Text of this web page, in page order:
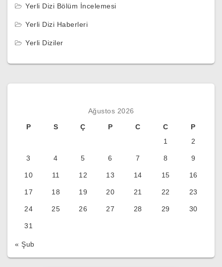
Yerli Dizi Bölüm İncelemesi
Yerli Dizi Haberleri
Yerli Diziler
Ağustos 2026
P
S Ç P C C
P
1
2
3 4 5 6 7 8 9
10 11 12 13 14 15 16
17 18 19 20 21 22 23
24 25 26 27 28 29 30
31
« Şub